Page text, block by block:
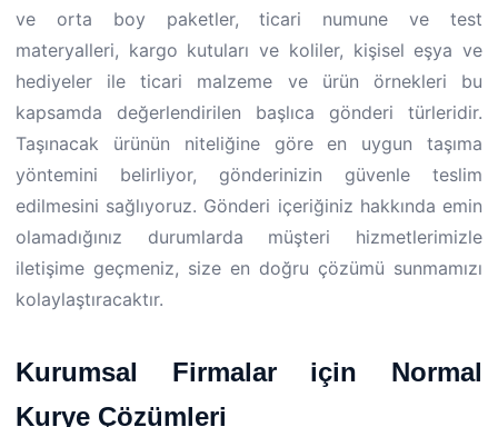
ve orta boy paketler, ticari numune ve test
materyalleri, kargo kutuları ve koliler, kişisel eşya ve
hediyeler ile ticari malzeme ve ürün örnekleri bu
kapsamda değerlendirilen başlıca gönderi türleridir.
Taşınacak ürünün niteliğine göre en uygun taşıma
yöntemini belirliyor, gönderinizin güvenle teslim
edilmesini sağlıyoruz. Gönderi içeriğiniz hakkında emin
olamadığınız durumlarda müşteri hizmetlerimizle
iletişime geçmeniz, size en doğru çözümü sunmamızı
kolaylaştıracaktır.
Kurumsal Firmalar için Normal
Kurye Çözümleri